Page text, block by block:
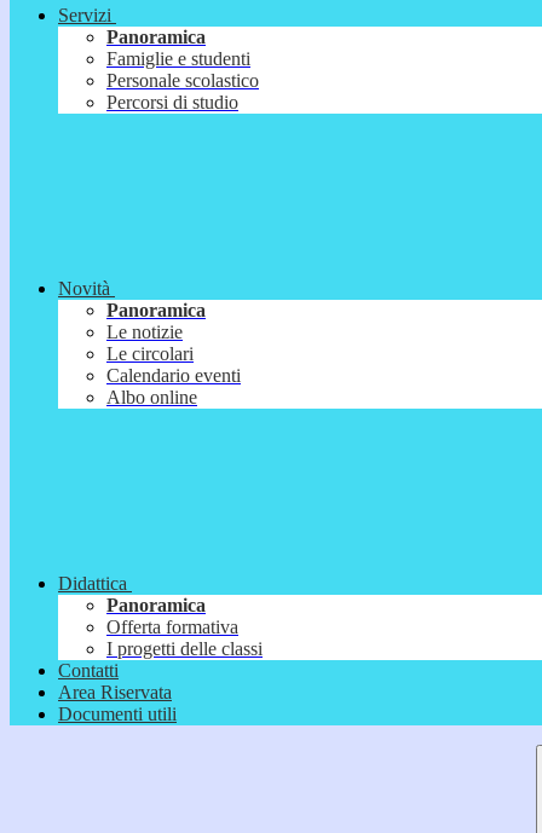
Servizi
Panoramica
Famiglie e studenti
Personale scolastico
Percorsi di studio
Novità
Panoramica
Le notizie
Le circolari
Calendario eventi
Albo online
Didattica
Panoramica
Offerta formativa
I progetti delle classi
Contatti
Area Riservata
Documenti utili